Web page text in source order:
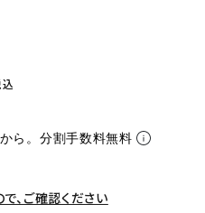
から。分割手数料無料
、ご確認ください